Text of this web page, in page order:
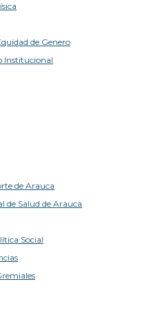
de Genero
Institucional
de Arauca
de Salud de Arauca
Social